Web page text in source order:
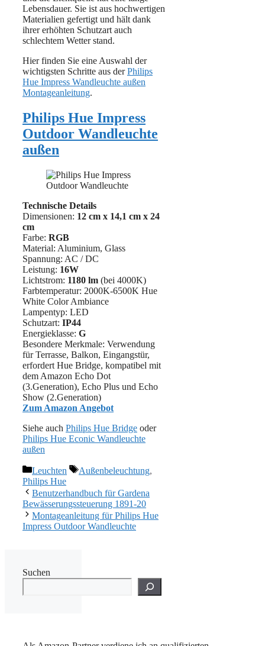
Lebensdauer. Sie ist aus hochwertigen
Materialien gefertigt und hält dank
ihrer erhöhten Schutzart auch
schlechtem Wetter stand.
Hier finden Sie eine Auswahl der
wichtigsten Schritte aus derPhilips
Hue Impress Wandleuchte außen
Montageanleitung.
Philips Hue Impress
Outdoor Wandleuchte
außen
Technische Details
Dimensionen: 12 cm x 14,1 cm x 24
cm
Farbe: RGB
Material: ‎Aluminium, Glass
Spannung: AC / DC
Leistung: 16W
Lichtstrom: 1180 lm (bei 4000K)
Farbtemperatur: 2000K-6500K Hue
White Color Ambiance
Lampentyp: LED
Schutzart: IP44
Energieklasse: G
Besondere Merkmale: Verwendung
für Terrasse, Balkon, Eingangstür,
erfordert Hue Bridge, kompatibel mit
dem Amazon Echo Dot
(3.Generation), Echo Plus und Echo
Show (2.Generation)
Zum Amazon Angebot
Siehe auch Philips Hue Bridge oder
Philips Hue Econic Wandleuchte
außen
Kategorien
Leuchten Schlagwörter
Außenbeleuchtung,
Philips Hue
Benutzerhandbuch für Gardena
Bewässerungssteuerung 1891-20
Montageanleitung für Philips Hue
Impress Outdoor Wandleuchte
Suchen